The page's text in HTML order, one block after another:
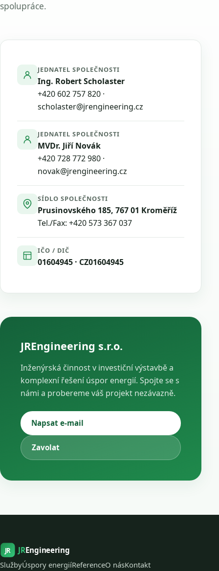
spolupráce.
JEDNATEL SPOLEČNOSTI
Ing. Robert Scholaster
+420 602 757 820 ·
scholaster@jrengineering.cz
JEDNATEL SPOLEČNOSTI
MVDr. Jiří Novák
+420 728 772 980 ·
novak@jrengineering.cz
SÍDLO SPOLEČNOSTI
Prusinovského 185, 767 01 Kroměříž
Tel./Fax: +420 573 367 037
IČO / DIČ
01604945 · CZ01604945
JREngineering s.r.o.
Inženýrská činnost v investiční výstavbě a
komplexní řešení úspor energií. Spojte se s
námi a probereme váš projekt nezávazně.
Napsat e-mail
Zavolat
JR JREngineering
SlužbyÚspory energiíReferenceO násKontakt